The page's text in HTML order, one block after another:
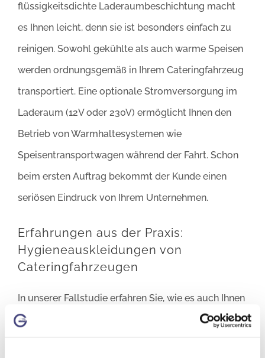
flüssigkeitsdichte Laderaumbeschichtung macht
es Ihnen leicht, denn sie ist besonders einfach zu
reinigen. Sowohl gekühlte als auch warme Speisen
werden ordnungsgemäß in Ihrem Cateringfahrzeug
transportiert. Eine optionale Stromversorgung im
Laderaum (12V oder 230V) ermöglicht Ihnen den
Betrieb von Warmhaltesystemen wie
Speisentransportwagen während der Fahrt. Schon
beim ersten Auftrag bekommt der Kunde einen
seriösen Eindruck von Ihrem Unternehmen.
Erfahrungen aus der Praxis:
Hygieneauskleidungen von
Cateringfahrzeugen
In unserer Fallstudie erfahren Sie, wie es auch Ihnen
gelingt, Hygienefallen für immer adé zu sagen und
damit Zeit und Kosten zu senken.